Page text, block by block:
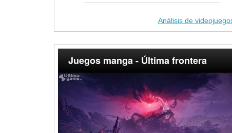
Análisis de
Juegos manga - Última frontera